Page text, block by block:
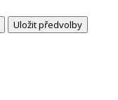
Uložit předvolby